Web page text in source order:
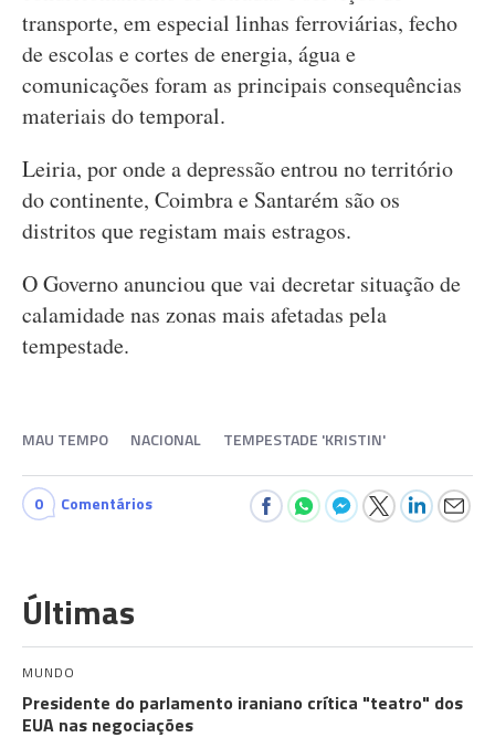
transporte, em especial linhas ferroviárias, fecho
de escolas e cortes de energia, água e
comunicações foram as principais consequências
materiais do temporal.
Leiria, por onde a depressão entrou no território
do continente, Coimbra e Santarém são os
distritos que registam mais estragos.
O Governo anunciou que vai decretar situação de
calamidade nas zonas mais afetadas pela
tempestade.
MAU TEMPO NACIONAL TEMPESTADE 'KRISTIN'
0 Comentários
Últimas
MUNDO
Presidente do parlamento iraniano crítica "teatro" dos
EUA nas negociações